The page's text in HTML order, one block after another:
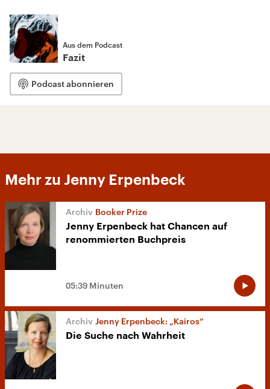
Aus dem Podcast
Fazit
Podcast abonnieren
Mehr zu Jenny Erpenbeck
Booker Prize
Jenny Erpenbeck hat Chancen auf
renommierten Buchpreis
05:39 Minuten
Jenny Erpenbeck: „Kairos“
Die Suche nach Wahrheit